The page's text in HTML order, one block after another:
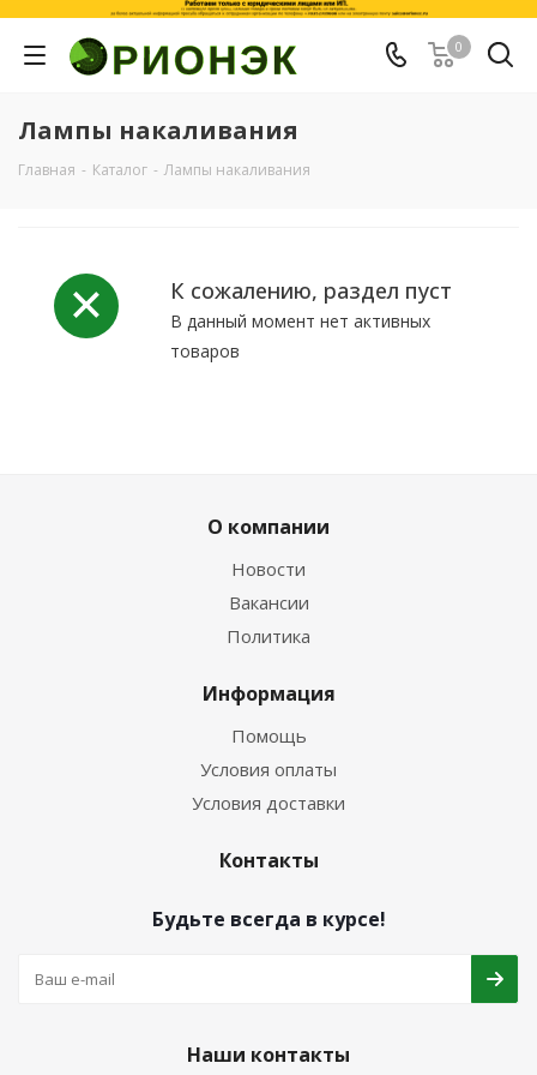
0
Лампы накаливания
Главная - Каталог - Лампы накаливания
К сожалению, раздел пуст
В данный момент нет активных
товаров
О компании
Новости
Вакансии
Политика
Информация
Помощь
Условия оплаты
Условия доставки
Контакты
Будьте всегда в курсе!
Наши контакты